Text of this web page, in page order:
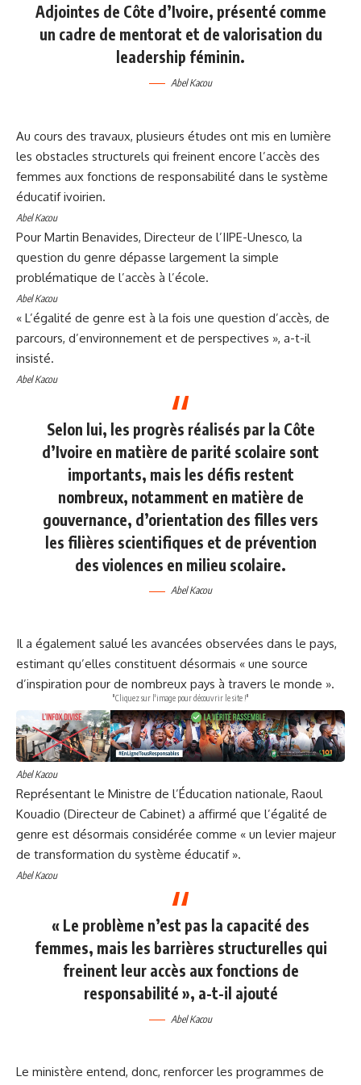
Adjointes de Côte d’Ivoire, présenté comme
un cadre de mentorat et de valorisation du
leadership féminin.
Abel Kacou
Au cours des travaux, plusieurs études ont mis en lumière
les obstacles structurels qui freinent encore l’accès des
femmes aux fonctions de responsabilité dans le système
éducatif ivoirien.
Abel Kacou
Pour Martin Benavides, Directeur de l’IIPE-Unesco, la
question du genre dépasse largement la simple
problématique de l’accès à l’école.
Abel Kacou
« L’égalité de genre est à la fois une question d’accès, de
parcours, d’environnement et de perspectives », a-t-il
insisté.
Abel Kacou
Selon lui, les progrès réalisés par la Côte
d’Ivoire en matière de parité scolaire sont
importants, mais les défis restent
nombreux, notamment en matière de
gouvernance, d’orientation des filles vers
les filières scientifiques et de prévention
des violences en milieu scolaire.
Abel Kacou
Il a également salué les avancées observées dans le pays,
estimant qu’elles constituent désormais « une source
d’inspiration pour de nombreux pays à travers le monde ».
"Cliquez sur l'image pour découvrir le site !"
Abel Kacou
Représentant le Ministre de l’Éducation nationale, Raoul
Kouadio (Directeur de Cabinet) a affirmé que l’égalité de
genre est désormais considérée comme « un levier majeur
de transformation du système éducatif ».
Abel Kacou
« Le problème n’est pas la capacité des
femmes, mais les barrières structurelles qui
freinent leur accès aux fonctions de
responsabilité », a-t-il ajouté
Abel Kacou
Le ministère entend, donc, renforcer les programmes de